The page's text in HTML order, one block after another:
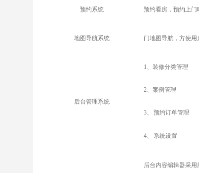
预约系统 预约看房，预约上门
地图导航系统 门地图导航，方便用
后台管理系统
1、装修分类管理
2、案例管理
3、 预约订单管理
4、 系统设置
后台内容编辑器采